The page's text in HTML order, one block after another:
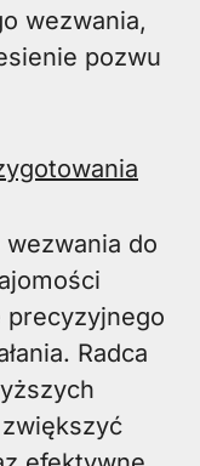
wezwania,
pozwu
do
precyzyjnego
Radca